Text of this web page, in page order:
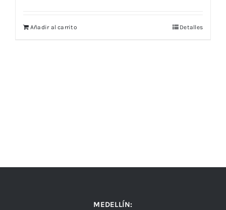
Añadir al carrito Detalles
MEDELLÍN: